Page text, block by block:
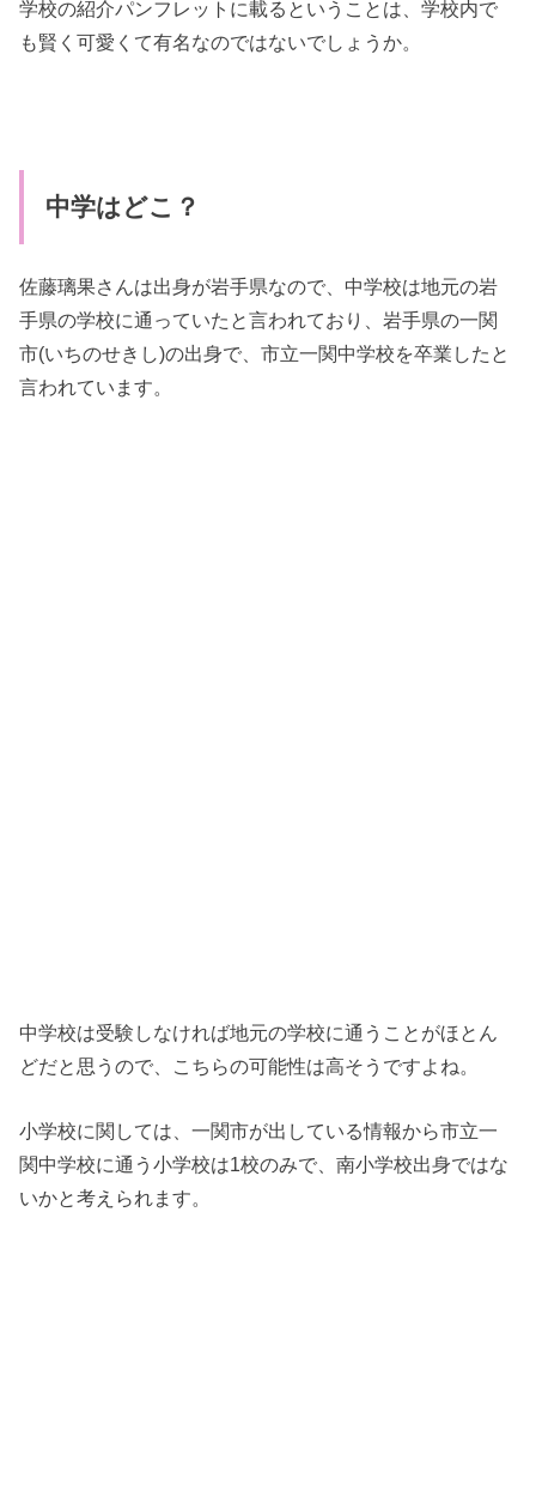
学校の紹介パンフレットに載るということは、学校内で
も賢く可愛くて有名なのではないでしょうか。
中学はどこ？
佐藤璃果さんは出身が岩手県なので、中学校は地元の岩
手県の学校に通っていたと言われており、岩手県の一関
市(いちのせきし)の出身で、市立一関中学校を卒業したと
言われています。
中学校は受験しなければ地元の学校に通うことがほとん
どだと思うので、こちらの可能性は高そうですよね。
小学校に関しては、一関市が出している情報から市立一
関中学校に通う小学校は1校のみで、南小学校出身ではな
いかと考えられます。